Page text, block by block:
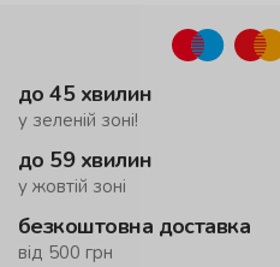
до 45 хвилин
у зеленій зоні!
до 59 хвилин
у жовтій зоні
безкоштовна доставка
від 500 грн